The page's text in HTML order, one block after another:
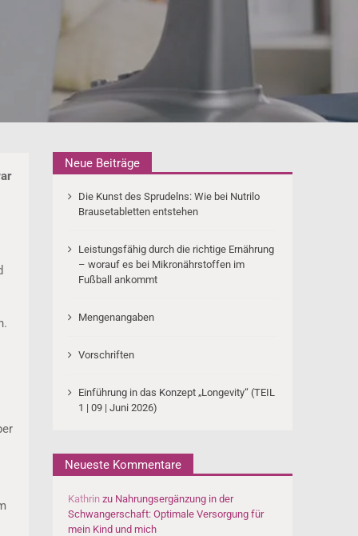
Neue Beiträge
Die Kunst des Sprudelns: Wie bei Nutrilo
Brausetabletten entstehen
Leistungsfähig durch die richtige Ernährung
– worauf es bei Mikronährstoffen im
Fußball ankommt
Mengenangaben
Vorschriften
Einführung in das Konzept „Longevity“ (TEIL
1 | 09 | Juni 2026)
Neueste Kommentare
Kathrinzu Nahrungsergänzung in der
Schwangerschaft: Optimale Versorgung für
mein Kind und mich